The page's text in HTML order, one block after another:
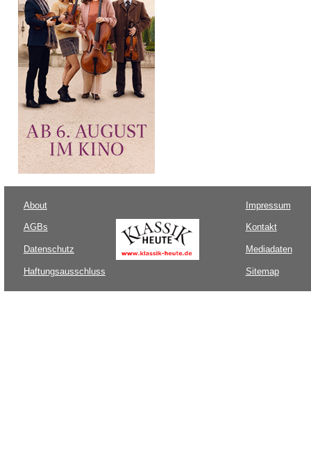
About
AGBs
Datenschutz
Haftungsausschluss
Impressum
Kontakt
Mediadaten
Sitemap